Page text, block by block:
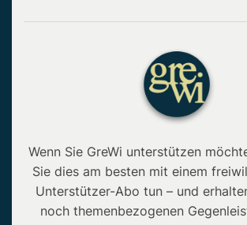
Wenn Sie GreWi unterstützen
Sie dies am besten mit einem
Unterstützer-Abo tun – und
noch themenbezogenen